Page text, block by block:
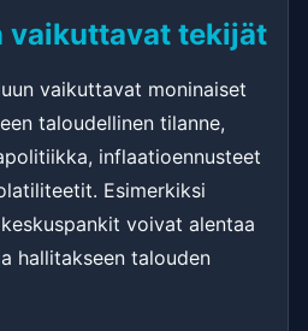
vaikuttavat tekijät
vaikuttavat moninaiset
taloudellinen tilanne,
inflaatioennusteet
Esimerkiksi
voivat alentaa
hallitakseen talouden